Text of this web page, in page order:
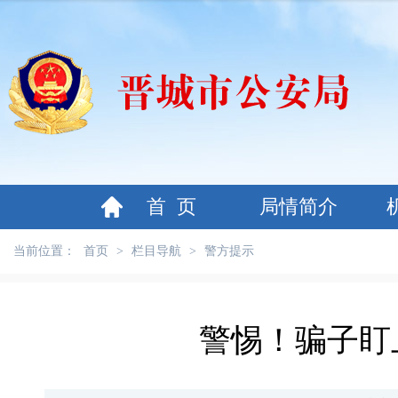
首 页 局情简介
当前位置： 首页 > 栏目导航 > 警方提示
警惕！骗子